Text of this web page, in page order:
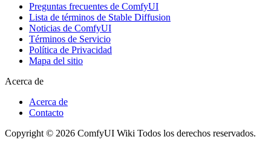
Preguntas frecuentes de ComfyUI
Lista de términos de Stable Diffusion
Noticias de ComfyUI
Términos de Servicio
Política de Privacidad
Mapa del sitio
Acerca de
Acerca de
Contacto
Copyright © 2026 ComfyUI Wiki Todos los derechos reservados.